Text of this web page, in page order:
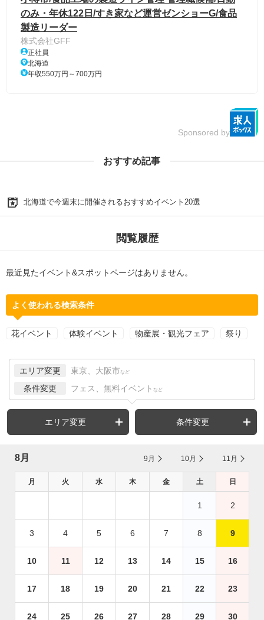
のみ・年休122日/すき家など運営ゼンショーG/食品
製造リーダー
株式会社GFF
正社員
北海道
年収550万円～700万円
Sponsored by
おすすめ記事
北海道で今週末に開催されるおすすめイベント20選
閲覧履歴
最近見たイベント&スポットページはありません。
よく使われる検索条件
花イベント 体験イベント 物産展・観光フェア 祭り
エリア変更 東京、大阪市 など
条件変更 フェス、無料イベント など
エリア変更 条件変更
8月 9月 10月 11月
月 火 水 木 金 土 日
1 2
3 4 5 6 7 8 9
10 11 12 13 14 15 16
17 18 19 20 21 22 23
24 25 26 27 28 29 30